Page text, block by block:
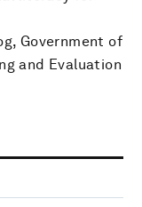
Government of
and Evaluation